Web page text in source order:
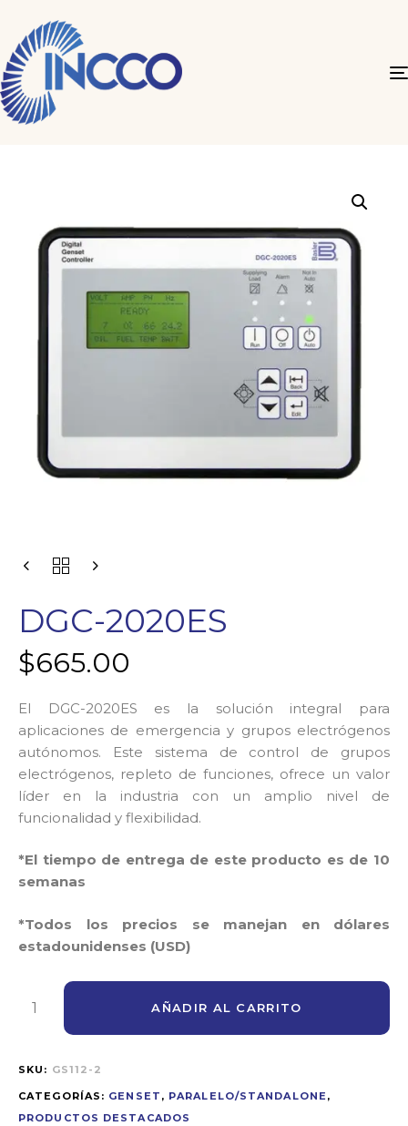
DGC-2020ES
$665.00
El DGC-2020ES es la solución integral para
aplicaciones de emergencia y grupos electrógenos
autónomos. Este sistema de control de grupos
electrógenos, repleto de funciones, ofrece un valor
líder en la industria con un amplio nivel de
funcionalidad y flexibilidad.
*El tiempo de entrega de este producto es de 10
semanas
*Todos los precios se manejan en dólares
estadounidenses (USD)
AÑADIR AL CARRITO
SKU: GS112-2
CATEGORÍAS: GENSET , PARALELO/STANDALONE ,
PRODUCTOS DESTACADOS